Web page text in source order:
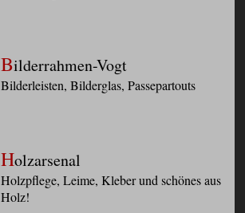
Bilderrahmen-Vogt
Bilderleisten, Bilderglas, Passepartouts
Holzarsenal
Holzpflege, Leime, Kleber und schönes aus
Holz!